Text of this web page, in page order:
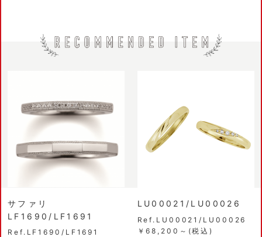
サファリ
LF1690/LF1691
Ref.LF1690/LF1691
LU00021/LU00026
Ref.LU00021/LU00026
￥68,200～(税込)